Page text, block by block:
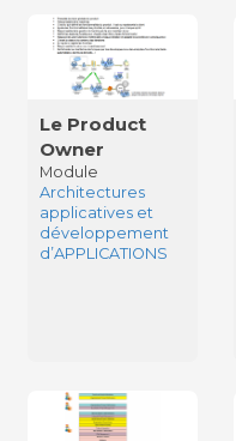
Le Product
Owner
Module
Architectures
applicatives et
développement
d’APPLICATIONS